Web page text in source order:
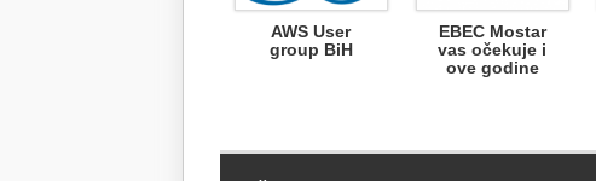
AWS User
group BiH
EBEC Mostar
vas očekuje i
ove godine